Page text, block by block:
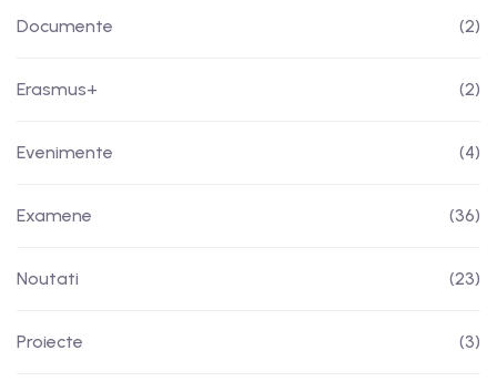
Documente (2)
Erasmus+ (2)
Evenimente (4)
Examene (36)
Noutati (23)
Proiecte (3)